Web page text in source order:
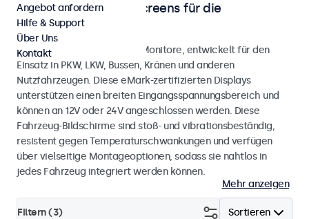
Monitore und Touchscreens für die
Fahrzeugintegration
Monitore und Touchscreen-Monitore, entwickelt für den
Einsatz in PKW, LKW, Bussen, Kränen und anderen
Nutzfahrzeugen. Diese eMark-zertifizierten Displays
unterstützen einen breiten Eingangsspannungsbereich und
können an 12V oder 24V angeschlossen werden. Diese
Fahrzeug-Bildschirme sind stoß- und vibrationsbeständig,
resistent gegen Temperaturschwankungen und verfügen
über vielseitige Montageoptionen, sodass sie nahtlos in
jedes Fahrzeug integriert werden können.
Mehr anzeigen
Sortieren
Filtern (3)
Angebot anfordern
Hilfe & Support
Über Uns
Kontakt